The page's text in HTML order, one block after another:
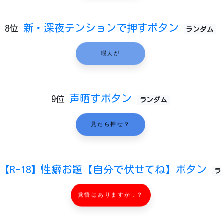
8位 新・深夜テンションで押すボタン ランダム
暇人が
9位 声晒すボタン ランダム
見たら押せ？
R-18】性癖お題【自分で伏せてね】ボタン
覚悟はありますか…？